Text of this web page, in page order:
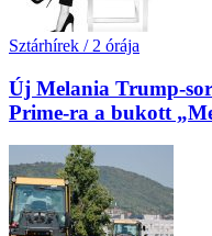
Sztárhírek / 2 órája
Új Melania Trump-
Prime-ra a bukott